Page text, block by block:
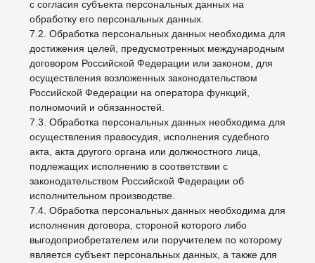
персональных данных, истечение срока действия
согласия субъекта персональных данных, отзыв
согласия субъектом персональных данных или
требование о прекращении обработки персональных
данных, а также выявление неправомерной обработки
9. Перечень действий, производимых Оператором с
полученными персональными данными
9.1. Оператор осуществляет сбор, запись,
систематизацию, накопление, хранение, уточнение
(обновление, изменение), извлечение, использование,
передачу (распространение, предоставление, доступ),
уничтожение персональных данных.
9.2. Оператор осуществляет автоматизированную
передачей полученной информации по
информационно-телекоммуникационным сетям или
без таковой.
10.1. Оператор до начала осуществления
деятельности по трансграничной передаче
персональных данных обязан уведомить
уполномоченный орган по защите прав субъектов
персональных данных о своем намерении